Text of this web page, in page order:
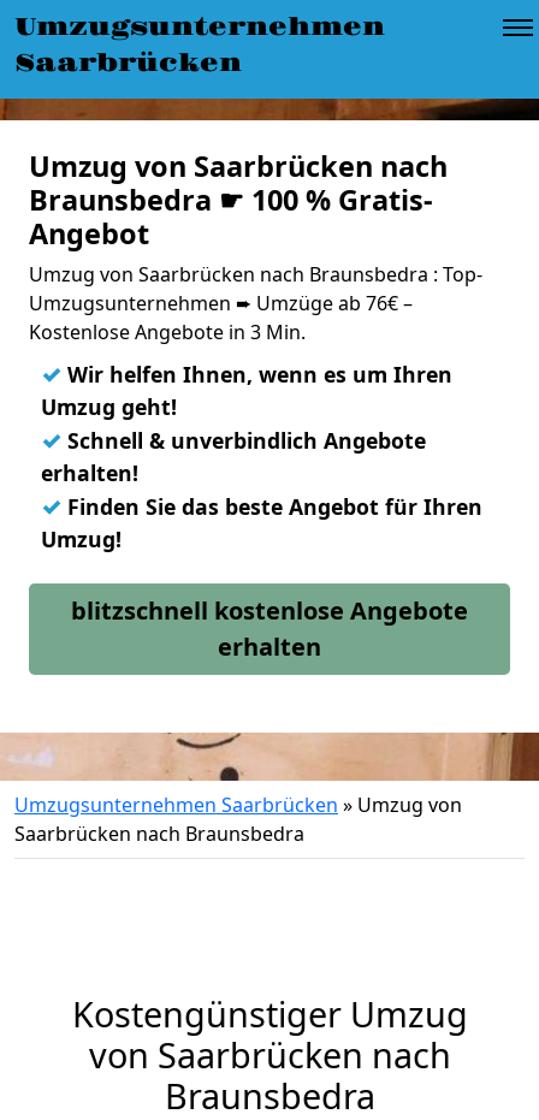
Umzugsunternehmen
Saarbrücken
Umzug von Saarbrücken nach
Braunsbedra ☛ 100 % Gratis-
Angebot
Umzug von Saarbrücken nach Braunsbedra : Top-
Umzugsunternehmen ➨ Umzüge ab 76€ –
Kostenlose Angebote in 3 Min.
✓ Wir helfen Ihnen, wenn es um Ihren
Umzug geht!
✓ Schnell & unverbindlich Angebote
erhalten!
✓ Finden Sie das beste Angebot für Ihren
Umzug!
blitzschnell kostenlose Angebote
erhalten
Umzugsunternehmen Saarbrücken » Umzug von
Saarbrücken nach Braunsbedra
Kostengünstiger Umzug
von Saarbrücken nach
Braunsbedra